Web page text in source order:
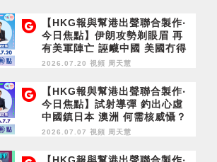
【HKG報與幫港出聲聯合製作‧
今日焦點】伊朗攻勢剃眼眉 再
有美軍陣亡 誣衊中國 美國冇得
救 涉違法感驕傲？仲有傻仔信
2026.07.20 視頻 周天慧
【HKG報與幫港出聲聯合製作‧
今日焦點】試射導彈 釣出心虛
中國鎮日本 澳洲 何需核威懾？
通緝犯申永居起弶 英國養狗咬
2026.07.07 視頻 周天慧